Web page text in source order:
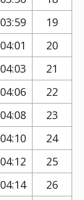
19
03:59
20
04:01
21
04:03
22
04:06
23
04:08
24
04:10
25
04:12
26
04:14